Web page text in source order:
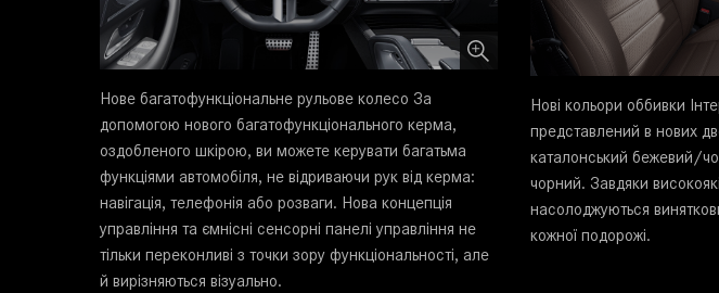
Нове багатофункціональне рульове колесо За
допомогою нового багатофункціонального керма,
оздобленого шкірою, ви можете керувати багатьма
функціями автомобіля, не відриваючи рук від керма:
навігація, телефонія або розваги. Нова концепція
управління та ємнісні сенсорні панелі управління не
тільки переконливі з точки зору функціональності, але
й вирізняються візуально.
Нові кольори оббивки
представлений в нових
каталонський бежевий/
чорний. Завдяки
насолоджуються
кожної подорожі.